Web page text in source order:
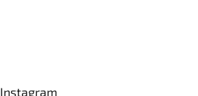
Instagram